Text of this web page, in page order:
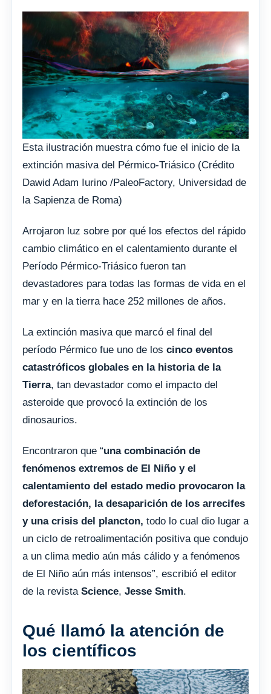
Esta ilustración muestra cómo fue el inicio de la
extinción masiva del Pérmico-Triásico (Crédito
Dawid Adam Iurino /PaleoFactory, Universidad de
la Sapienza de Roma)
Arrojaron luz sobre por qué los efectos del rápido
cambio climático en el calentamiento durante el
Período Pérmico-Triásico fueron tan
devastadores para todas las formas de vida en el
mar y en la tierra hace 252 millones de años.
La extinción masiva que marcó el final del
período Pérmico fue uno de los cinco eventos
catastróficos globales en la historia de la
Tierra, tan devastador como el impacto del
asteroide que provocó la extinción de los
dinosaurios.
Encontraron que “una combinación de
fenómenos extremos de El Niño y el
calentamiento del estado medio provocaron la
deforestación, la desaparición de los arrecifes
y una crisis del plancton, todo lo cual dio lugar a
un ciclo de retroalimentación positiva que condujo
a un clima medio aún más cálido y a fenómenos
de El Niño aún más intensos”, escribió el editor
de la revista Science, Jesse Smith.
Qué llamó la atención de
los científicos